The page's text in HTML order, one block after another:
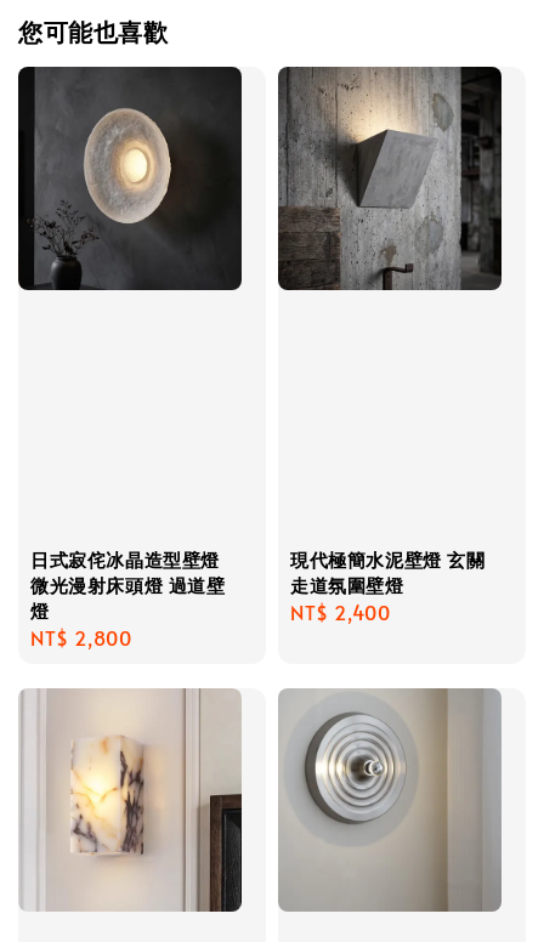
您可能也喜歡
日式寂侘冰晶造型壁燈
微光漫射床頭燈 過道壁
燈
Regular
NT$ 2,800
現代極簡水泥壁燈 玄關
走道氛圍壁燈
Regular
NT$ 2,400